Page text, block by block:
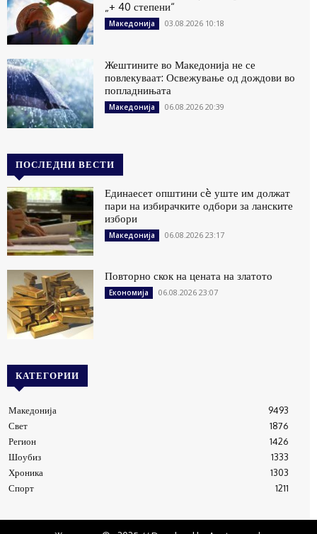
„+ 40 степени“
Македонија 03.08.2026 10:18
Жештините во Македонија не се
повлекуваат: Освежување од дождови во
попладнињата
Македонија 06.08.2026 20:39
ПОСЛЕДНИ ВЕСТИ
Единаесет општини сè уште им должат
пари на избирачките одбори за ланските
избори
Македонија 06.08.2026 23:17
Повторно скок на цената на златото
Економија 06.08.2026 23:07
КАТЕГОРИИ
Македонија
9493
Свет
1876
Регион
1426
Шоубиз
1333
Хроника
1303
Спорт
1211